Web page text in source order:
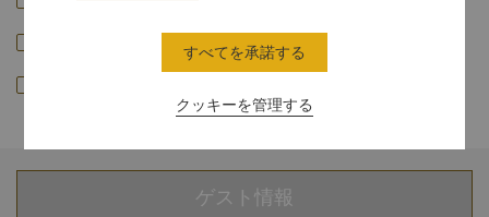
ゲスト情報
クッキーを管理する
すべてを承諾する